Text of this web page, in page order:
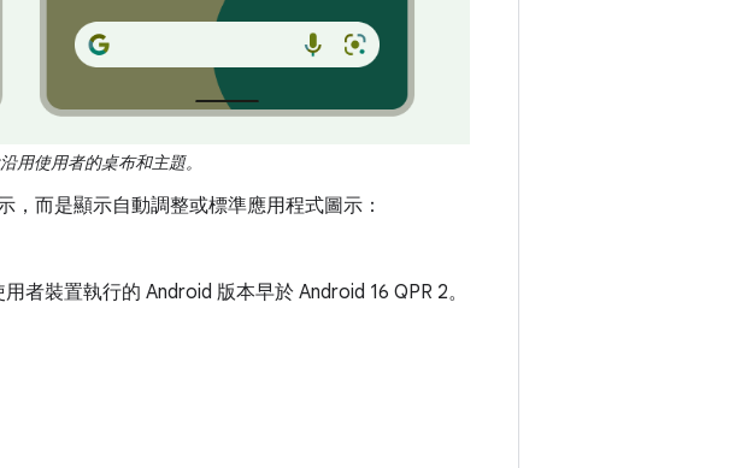
用使用者的桌布和主題。
而是顯示自動調整或標準應用程式圖示：
者裝置執行的 Android 版本早於 Android 16 QPR 2。